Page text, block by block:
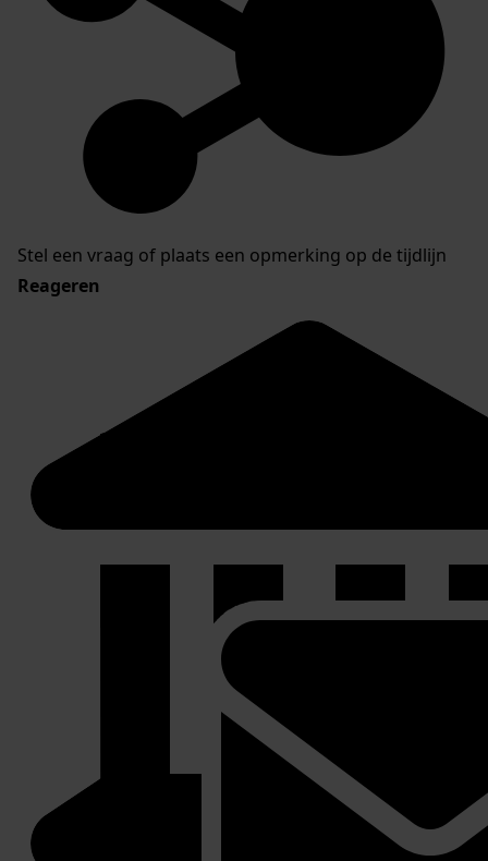
Stel een vraag of plaats een opmerking op de tijdlijn
Reageren